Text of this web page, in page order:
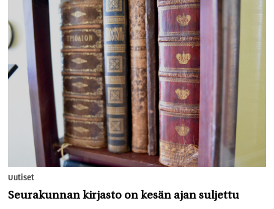
Uutiset
Seurakunnan kirjasto on kesän ajan suljettu